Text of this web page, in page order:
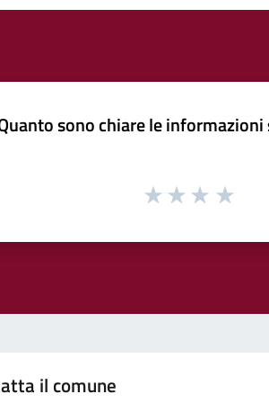
sono chiare le informazioni
il comune